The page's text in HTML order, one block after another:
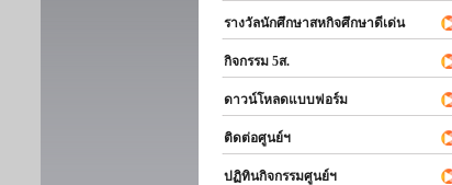
รางวัลนักศึกษาสหกิจศึกษาดีเด่น
กิจกรรม 5ส.
ดาวน์โหลดแบบฟอร์ม
ติดต่อศูนย์ฯ
ปฏิทินกิจกรรมศูนย์ฯ